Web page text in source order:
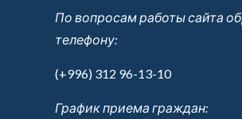
По вопросам работы сайта
телефону:
(+996) 312 96-13-10
График приема граждан: